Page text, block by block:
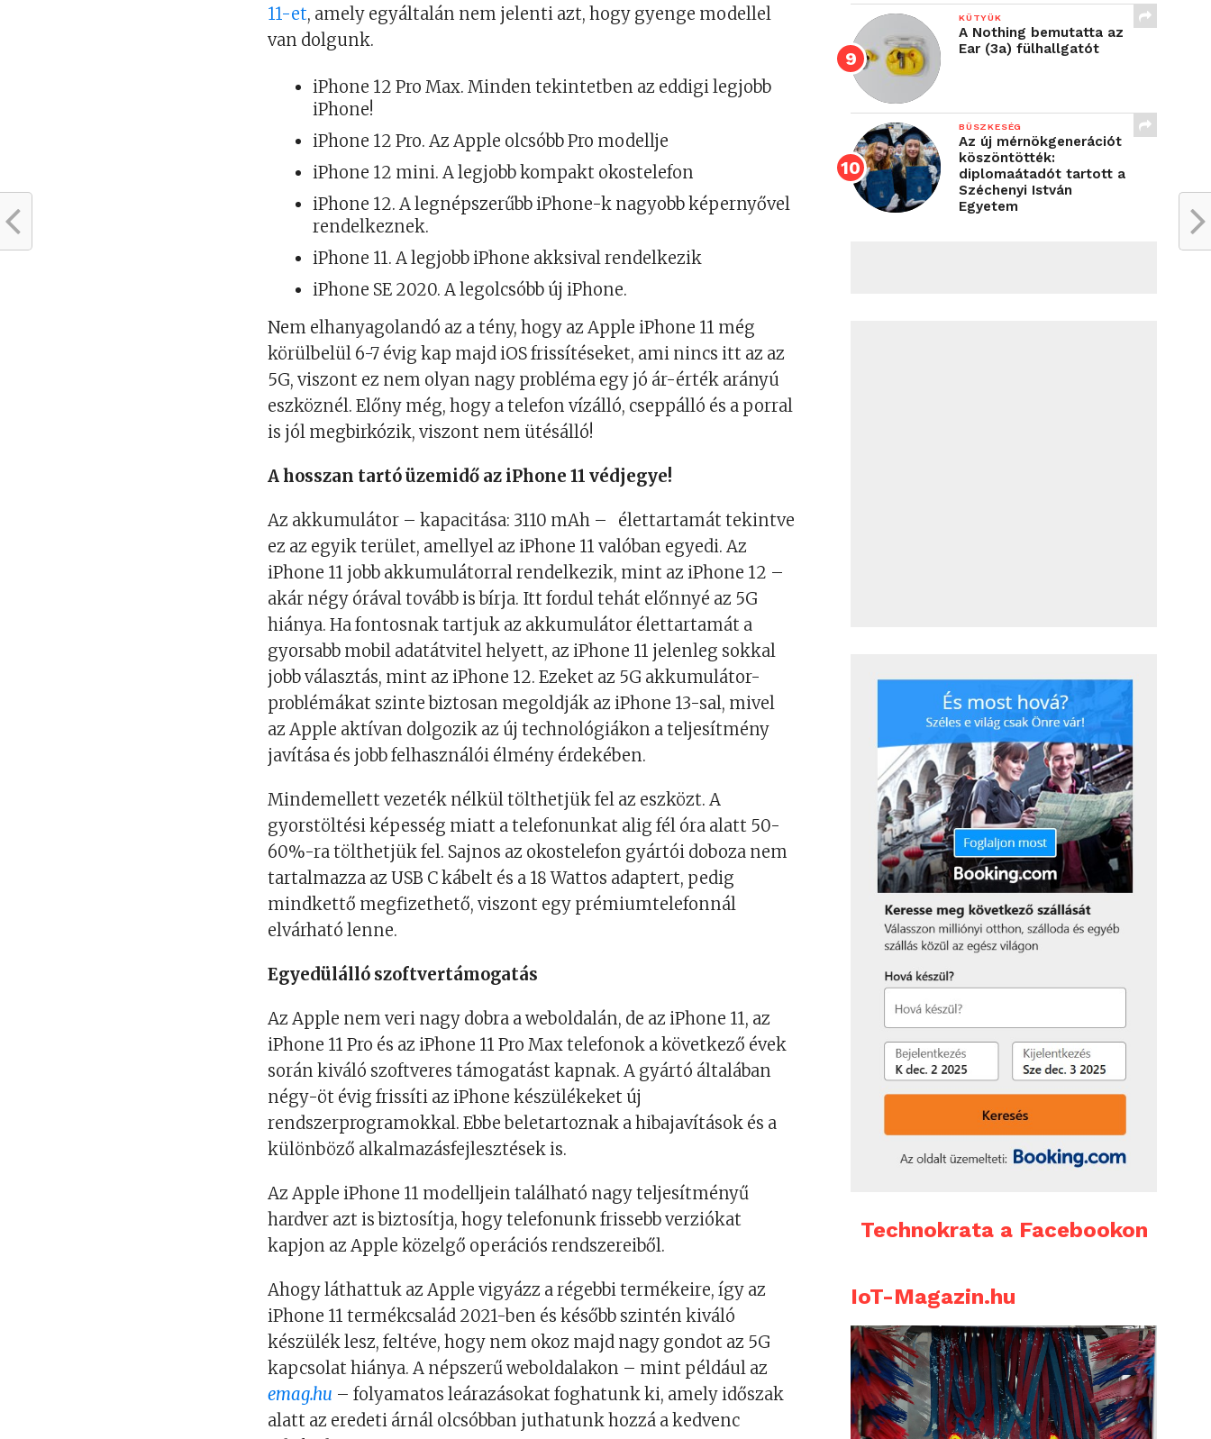
11-et, amely egyáltalán nem jelenti azt, hogy gyenge modellel
van dolgunk.
iPhone 12 Pro Max. Minden tekintetben az eddigi legjobb
iPhone!
iPhone 12 Pro. Az Apple olcsóbb Pro modellje
iPhone 12 mini. A legjobb kompakt okostelefon
iPhone 12. A legnépszerűbb iPhone-k nagyobb képernyővel
rendelkeznek.
iPhone 11. A legjobb iPhone akksival rendelkezik
iPhone SE 2020. A legolcsóbb új iPhone.
Nem elhanyagolandó az a tény, hogy az Apple iPhone 11 még
körülbelül 6-7 évig kap majd iOS frissítéseket, ami nincs itt az az
5G, viszont ez nem olyan nagy probléma egy jó ár-érték arányú
eszköznél. Előny még, hogy a telefon vízálló, cseppálló és a porral
is jól megbirkózik, viszont nem ütésálló!
A hosszan tartó üzemidő az iPhone 11 védjegye!
Az akkumulátor – kapacitása: 3110 mAh – élettartamát tekintve
ez az egyik terület, amellyel az iPhone 11 valóban egyedi. Az
iPhone 11 jobb akkumulátorral rendelkezik, mint az iPhone 12 –
akár négy órával tovább is bírja. Itt fordul tehát előnnyé az 5G
hiánya. Ha fontosnak tartjuk az akkumulátor élettartamát a
gyorsabb mobil adatátvitel helyett, az iPhone 11 jelenleg sokkal
jobb választás, mint az iPhone 12. Ezeket az 5G akkumulátor-
problémákat szinte biztosan megoldják az iPhone 13-sal, mivel
az Apple aktívan dolgozik az új technológiákon a teljesítmény
javítása és jobb felhasználói élmény érdekében.
Mindemellett vezeték nélkül tölthetjük fel az eszközt. A
gyorstöltési képesség miatt a telefonunkat alig fél óra alatt 50-
60%-ra tölthetjük fel. Sajnos az okostelefon gyártói doboza nem
tartalmazza az USB C kábelt és a 18 Wattos adaptert, pedig
mindkettő megfizethető, viszont egy prémiumtelefonnál
elvárható lenne.
Egyedülálló szoftvertámogatás
Az Apple nem veri nagy dobra a weboldalán, de az iPhone 11, az
iPhone 11 Pro és az iPhone 11 Pro Max telefonok a következő évek
során kiváló szoftveres támogatást kapnak. A gyártó általában
négy-öt évig frissíti az iPhone készülékeket új
rendszerprogramokkal. Ebbe beletartoznak a hibajavítások és a
különböző alkalmazásfejlesztések is.
Az Apple iPhone 11 modelljein található nagy teljesítményű
hardver azt is biztosítja, hogy telefonunk frissebb verziókat
kapjon az Apple közelgő operációs rendszereiből.
Ahogy láthattuk az Apple vigyázz a régebbi termékeire, így az
iPhone 11 termékcsalád 2021-ben és később szintén kiváló
készülék lesz, feltéve, hogy nem okoz majd nagy gondot az 5G
kapcsolat hiánya. A népszerű weboldalakon – mint például az
emag.hu – folyamatos leárazásokat foghatunk ki, amely időszak
alatt az eredeti árnál olcsóbban juthatunk hozzá a kedvenc
KÜTYÜK
A Nothing bemutatta az
Ear (3a) fülhallgatót
BÜSZKESÉG
Az új mérnökgenerációt
köszöntötték:
diplomaátadót tartott a
Széchenyi István
Egyetem
Technokrata a Facebookon
IoT-Magazin.hu